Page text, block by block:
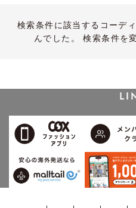
検索条件に該当するコーデ
んでした。 検索条件を